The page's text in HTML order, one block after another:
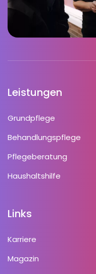
Leistungen
Grundpflege
Behandlungspflege
Pflegeberatung
Haushaltshilfe
Links
Karriere
Magazin